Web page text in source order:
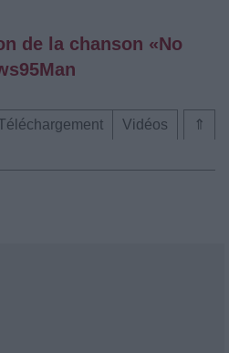
de la chanson «No
⇑
Vidéos